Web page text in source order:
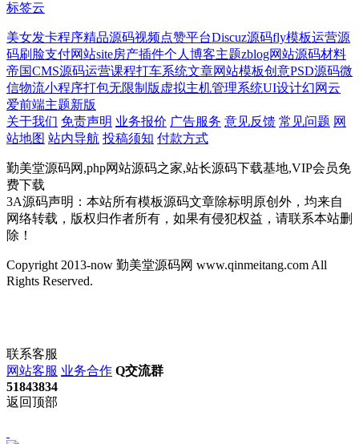
标签云
美女发卡程序精品源码视频点赞平台Discuz源码fly模板运营源
码刷脸支付网站site房产插件个人博客主题zblog网站源码材料
帝国CMS源码运营课程打车系统文章网站模板创意PSD源码微
信物流小程序打包无限制版 虚拟主机管理系统UI设计幻网云
爱前端主题新版
关于我们 免责声明 业务报价 广告服务 意见反馈 常见问题 网
站地图 站内导航 投稿须知 付款方式
勤美堂源码网,php网站源码之家,站长源码下载基地,VIP会员免
费下载
3A源码声明：本站所有模板源码文章除标明原创外，均来自
网络转载，版权归作者所有，如果有侵犯权益，请联系本站删
除！
Copyright 2013-now 勤美堂源码网 www.qinmeitang.com All
Rights Reserved.
联系客服
网站客服 业务合作 Q交流群
51843834
返回顶部